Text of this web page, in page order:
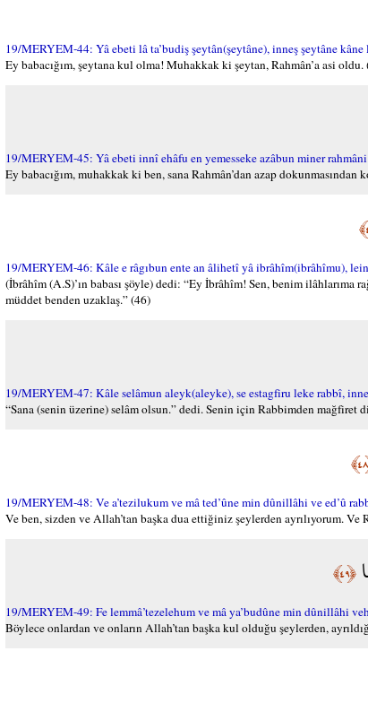
19/MERYEM-44: Yâ ebeti lâ ta’budiş şeytân(şeytâne), inneş şeytâne kâne
Ey babacığım, şeytana kul olma! Muhakkak ki şeytan, Rahmân’a asi oldu.
19/MERYEM-45: Yâ ebeti innî ehâfu en yemesseke azâbun miner
Ey babacığım, muhakkak ki ben, sana Rahmân’dan azap
19/MERYEM-46: Kâle e râgıbun ente an âlihetî yâ ibrâhîm(ibrâhîmu),
(İbrâhîm (A.S)’ın babası şöyle) dedi: “Ey İbrâhîm! Sen, benim ilâhlarıma
müddet benden uzaklaş.” (46)
19/MERYEM-47: Kâle selâmun aleyk(aleyke), se estagfiru leke rabbî,
“Sana (senin üzerine) selâm olsun.” dedi. Senin için Rabbimden mağfiret
19/MERYEM-48: Ve a’tezilukum ve mâ ted’ûne min dûnillâhi ve ed’û
Ve ben, sizden ve Allah’tan başka dua ettiğiniz şeylerden ayrılıyorum.
﴿٤٩﴾
19/MERYEM-49: Fe lemmâ’tezelehum ve mâ ya’budûne min dûnillâhi
Böylece onlardan ve onların Allah’tan başka kul olduğu şeylerden,